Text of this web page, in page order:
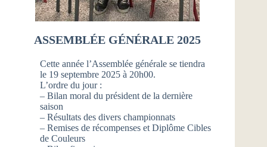
ASSEMBLÉE GÉNÉRALE 2025
Cette année l’Assemblée générale se tiendra
le 19 septembre 2025 à 20h00.
L’ordre du jour :
– Bilan moral du président de la dernière
saison
– Résultats des divers championnats
– Remises de récompenses et Diplôme Cibles
de Couleurs